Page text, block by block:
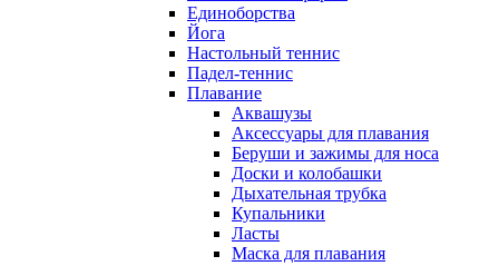
Единоборства
Йога
Настольный теннис
Падел-теннис
Плавание
Аквашузы
Аксессуары для плавания
Беруши и зажимы для носа
Доски и колобашки
Дыхательная трубка
Купальники
Ласты
Маска для плавания